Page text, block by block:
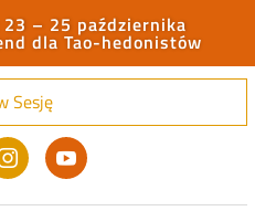
23 – 25 października
dla Tao-hedonistów
Sesję
